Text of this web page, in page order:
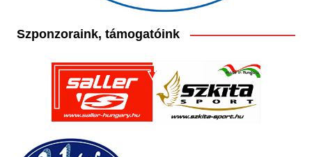
Szponzoraink, támogatóink